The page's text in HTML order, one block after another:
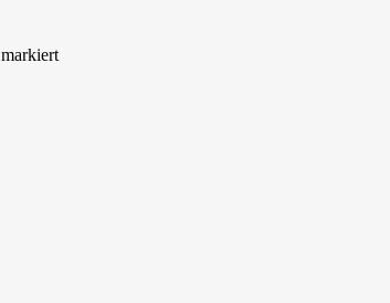
markiert